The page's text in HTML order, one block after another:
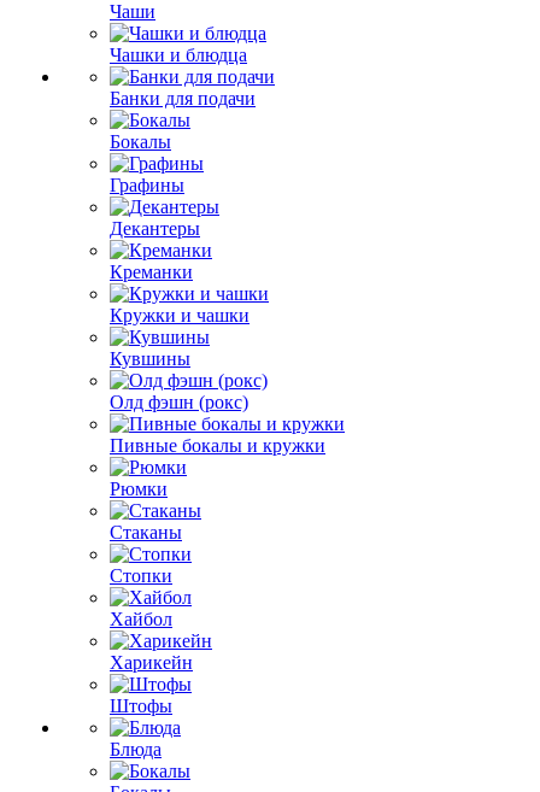
Чаши
Чашки и блюдца
Банки для подачи
Бокалы
Графины
Декантеры
Креманки
Кружки и чашки
Кувшины
Олд фэшн (рокс)
Пивные бокалы и кружки
Рюмки
Стаканы
Стопки
Хайбол
Харикейн
Штофы
Блюда